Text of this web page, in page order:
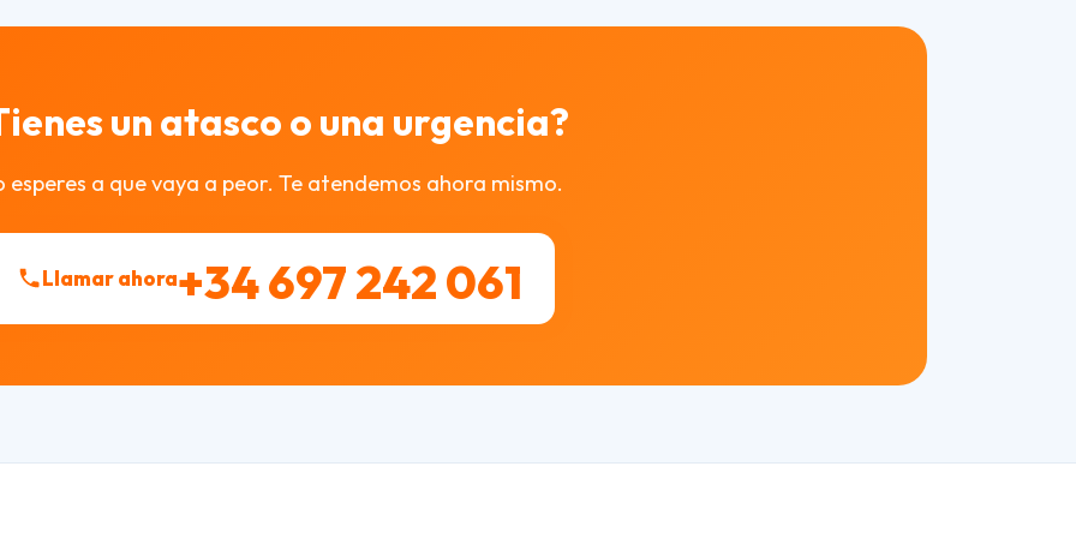
un atasco o una urgencia?
esperes a que vaya a peor. Te atendemos ahora mismo.
Llamar ahora+34 697 242 061